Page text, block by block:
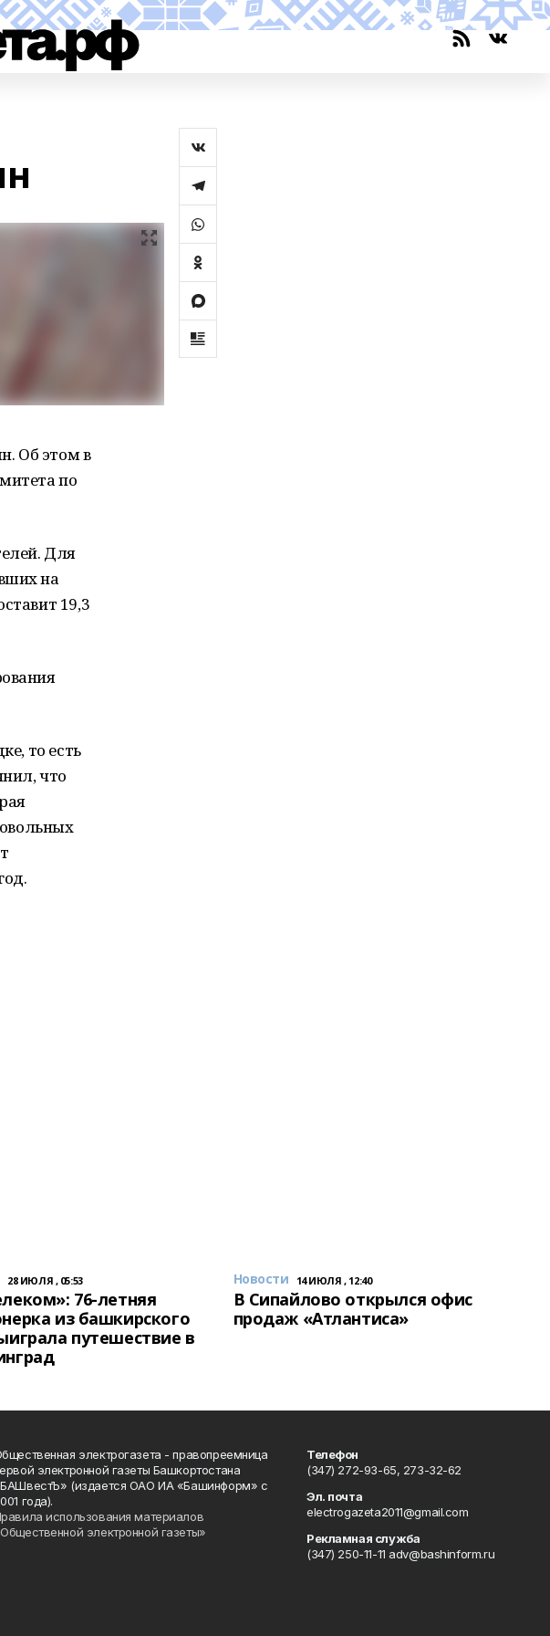
Об этом в
по
Для
на
19,3
то есть
что
28 ИЮЛЯ , 05:53
76-летняя
из башкирского
путешествие в
Новости 14 ИЮЛЯ , 12:40
В Сипайлово открылся офис
продаж «Атлантиса»
электрогазета - правопреемница
электронной газеты Башкортостана
(издается ОАО ИА «Башинформ» с
года).
использования материалов
электронной газеты»
Телефон
(347) 272-93-65, 273-32-62
Эл. почта
electrogazeta2011@gmail.com
Рекламная служба
(347) 250-11-11 adv@bashinform.ru